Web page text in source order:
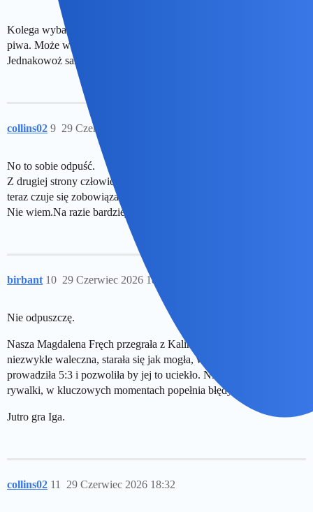
Kolega wybacza i mówi, że trudno ale kocha się dalej tę pijalnię
piwa. Może węch na starość mi stępiał bo moczu tu nie czuję.
Jednakowoż samemu tego ciągnąć mi się nie chce.
collins02 29 Czerwiec 2026 18:13
9
No to sobie odpuść.
Z drugiej strony człowiek na ten swój mikroskopijny sposób,już
teraz czuje się zobowiązany wobec walecznego Huberta…
Nie wiem.Na razie bardziej mnie interesuje waleczna Japonia!
birbant 29 Czerwiec 2026 18:30
10
Nie odpuszczę.
Nasza Magdalena Fręch przegrała z Kalińską
niezwykle waleczna, starała się jak mogła, w pierwszej partii
prowadziła 5:3 i pozwoliła by jej to uciekło. Nie potrafi dobić
rywalki, w kluczowych momentach popełnia błędy tracąc punkty.
Jutro gra Iga.
collins02 29 Czerwiec 2026 18:32
11